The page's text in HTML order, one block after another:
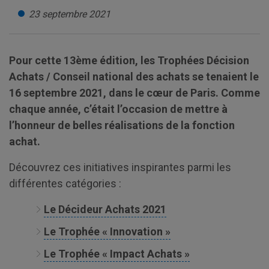
23 septembre 2021
Pour cette 13ème édition, les Trophées Décision
Achats / Conseil national des achats se tenaient le
16 septembre 2021, dans le cœur de Paris. Comme
chaque année, c’était l’occasion de mettre à
l’honneur de belles réalisations de la fonction
achat.
Découvrez ces initiatives inspirantes parmi les
différentes catégories :
Le Décideur Achats 2021
Le Trophée « Innovation »
Le Trophée « Impact Achats »